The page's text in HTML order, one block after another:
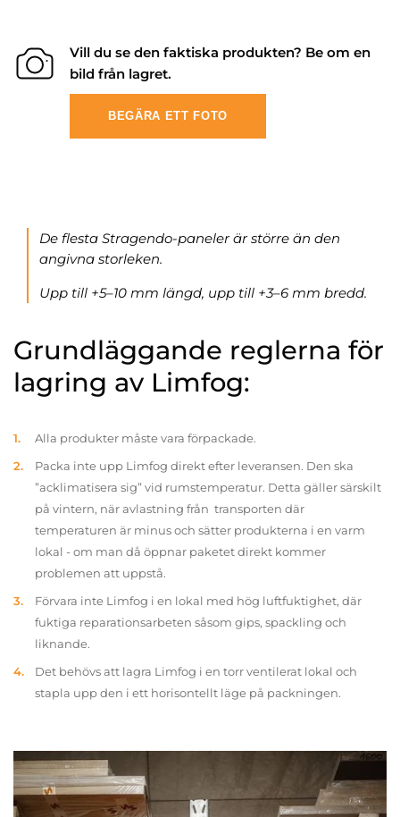
Vill du se den faktiska produkten? Be om en
bild från lagret.
BEGÄRA ETT FOTO
De flesta Stragendo-paneler är större än den
angivna storleken.
Upp till +5–10 mm längd, upp till +3–6 mm bredd.
Grundläggande reglerna för
lagring av Limfog:
Alla produkter måste vara förpackade.
Packa inte upp Limfog direkt efter leveransen. Den ska
”acklimatisera sig” vid rumstemperatur. Detta gäller särskilt
på vintern, när avlastning från transporten där
temperaturen är minus och sätter produkterna i en varm
lokal - om man då öppnar paketet direkt kommer
problemen att uppstå.
Förvara inte Limfog i en lokal med hög luftfuktighet, där
fuktiga reparationsarbeten såsom gips, spackling och
liknande.
Det behövs att lagra Limfog i en torr ventilerat lokal och
stapla upp den i ett horisontellt läge på packningen.